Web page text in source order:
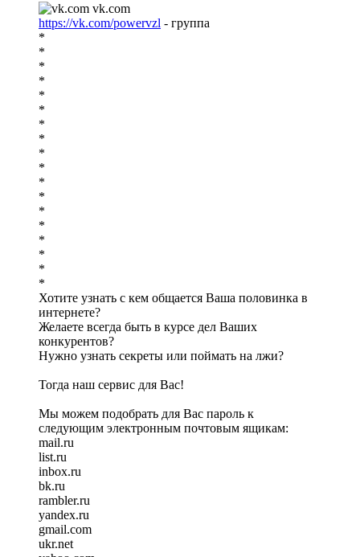
vk.com
https://vk.com/powervzl - группа
*
*
*
*
*
*
*
*
*
*
*
*
*
*
*
*
*
*
Хотите узнать с кем общается Ваша половинка в
интернете?
Желаете всегда быть в курсе дел Ваших
конкурентов?
Нужно узнать секреты или поймать на лжи?
Тогда наш сервис для Вас!
Мы можем подобрать для Вас пароль к
следующим электронным почтовым ящикам:
mail.ru
list.ru
inbox.ru
bk.ru
rambler.ru
yandex.ru
gmail.com
ukr.net